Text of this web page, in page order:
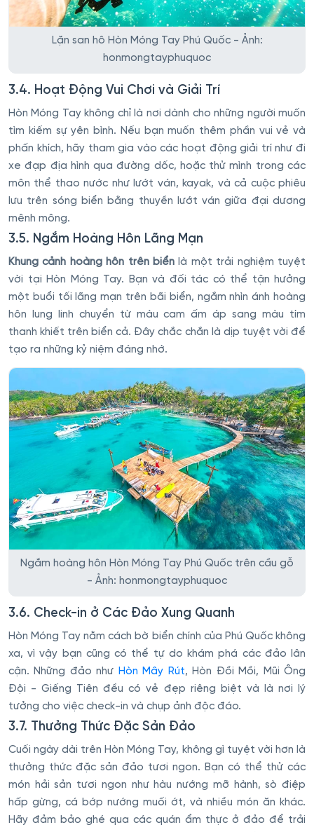
Lặn san hô Hòn Móng Tay Phú Quốc - Ảnh:
honmongtayphuquoc
3.4. Hoạt Động Vui Chơi và Giải Trí
Hòn Móng Tay không chỉ là nơi dành cho những người muốn
tìm kiếm sự yên bình. Nếu bạn muốn thêm phần vui vẻ và
phấn khích, hãy tham gia vào các hoạt động giải trí như đi
xe đạp địa hình qua đường dốc, hoặc thử mình trong các
môn thể thao nước như lướt ván, kayak, và cả cuộc phiêu
lưu trên sóng biển bằng thuyền lướt ván giữa đại dương
mênh mông.
3.5. Ngắm Hoàng Hôn Lãng Mạn
Khung cảnh hoàng hôn trên biển là một trải nghiệm tuyệt
vời tại Hòn Móng Tay. Bạn và đối tác có thể tận hưởng
một buổi tối lãng mạn trên bãi biển, ngắm nhìn ánh hoàng
hôn lung linh chuyển từ màu cam ấm áp sang màu tím
thanh khiết trên biển cả. Đây chắc chắn là dịp tuyệt vời để
tạo ra những kỷ niệm đáng nhớ.
Ngắm hoàng hôn Hòn Móng Tay Phú Quốc trên cầu gỗ
- Ảnh: honmongtayphuquoc
3.6. Check-in ở Các Đảo Xung Quanh
Hòn Móng Tay nằm cách bờ biển chính của Phú Quốc không
xa, vì vậy bạn cũng có thể tự do khám phá các đảo lân
cận. Những đảo như Hòn Mây Rút, Hòn Đồi Mồi, Mũi Ông
Đội - Giếng Tiên đều có vẻ đẹp riêng biệt và là nơi lý
tưởng cho việc check-in và chụp ảnh độc đáo.
3.7. Thưởng Thức Đặc Sản Đảo
Cuối ngày dài trên Hòn Móng Tay, không gì tuyệt vời hơn là
thưởng thức đặc sản đảo tươi ngon. Bạn có thể thử các
món hải sản tươi ngon như hàu nướng mỡ hành, sò điệp
hấp gừng, cá bớp nướng muối ớt, và nhiều món ăn khác.
Hãy đảm bảo ghé qua các quán ẩm thực ở đảo để trải